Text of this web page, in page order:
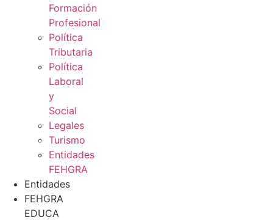
Formación
Profesional
Política
Tributaria
Política
Laboral
y
Social
Legales
Turismo
Entidades
FEHGRA
Entidades
FEHGRA
EDUCA